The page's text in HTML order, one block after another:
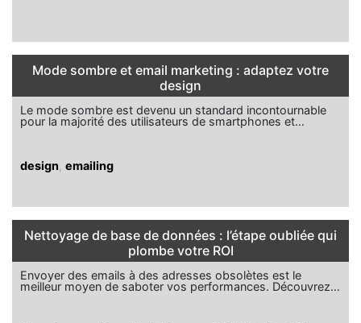
Mode sombre et email marketing : adaptez votre
design
Le mode sombre est devenu un standard incontournable
pour la majorité des utilisateurs de smartphones et…
design emailing
Nettoyage de base de données : l’étape oubliée qui
plombe votre ROI
Envoyer des emails à des adresses obsolètes est le
meilleur moyen de saboter vos performances. Découvrez…